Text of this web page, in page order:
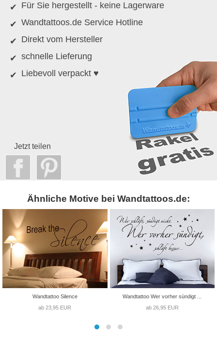
Für Sie hergestellt - keine Lagerware
Wandtattoos.de Service Hotline
Direkt vom Hersteller
schnelle Lieferung
Liebevoll verpackt ♥
Jetzt teilen
Ähnliche Motive bei Wandtattoos.de:
Wandtattoo Silence
ab 23,95 EUR
Wandtattoo Wer vorher sündigt ...
ab 26,95 EUR